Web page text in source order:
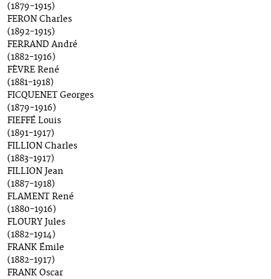
(1879-1915)
FERON Charles
(1892-1915)
FERRAND André
(1882-1916)
FÈVRE René
(1881-1918)
FICQUENET Georges
(1879-1916)
FIEFFÉ Louis
(1891-1917)
FILLION Charles
(1883-1917)
FILLION Jean
(1887-1918)
FLAMENT René
(1880-1916)
FLOURY Jules
(1882-1914)
FRANK Émile
(1882-1917)
FRANK Oscar